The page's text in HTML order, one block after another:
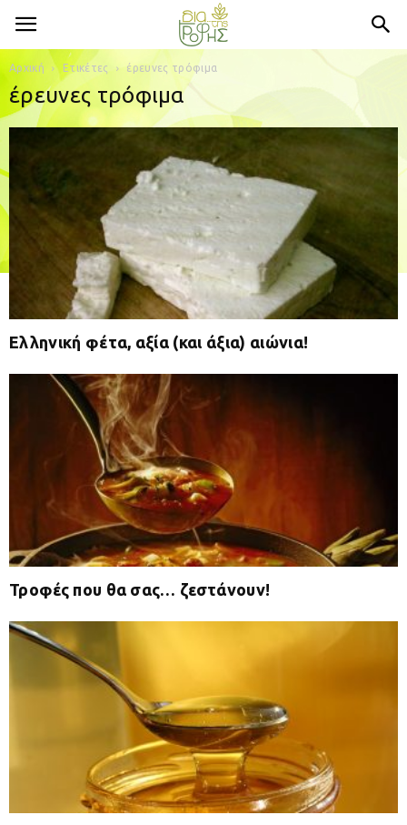
Αρχική Ετικέτες έρευνες τρόφιμα
έρευνες τρόφιμα
Ελληνική φέτα, αξία (και άξια) αιώνια!
Τροφές που θα σας… ζεστάνουν!